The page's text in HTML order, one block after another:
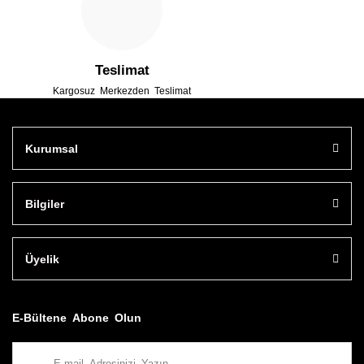
Teslimat
Kargosuz Merkezden Teslimat
Kurumsal
Bilgiler
Üyelik
E-Bültene Abone Olun